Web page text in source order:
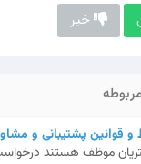
خیر
و قوانین پشتیبانی و
موظف هستند